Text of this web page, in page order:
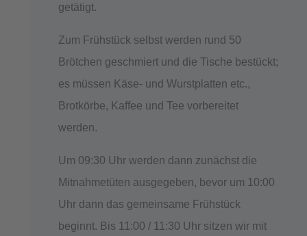
getätigt.
Zum Frühstück selbst werden rund 50
Brötchen geschmiert und die Tische bestückt;
es müssen Käse- und Wurstplatten etc.,
Brotkörbe, Kaffee und Tee vorbereitet
werden.
Um 09:30 Uhr werden dann zunächst die
Mitnahmetüten ausgegeben, bevor um 10:00
Uhr dann das gemeinsame Frühstück
beginnt. Bis 11:00 / 11:30 Uhr sitzen wir mit